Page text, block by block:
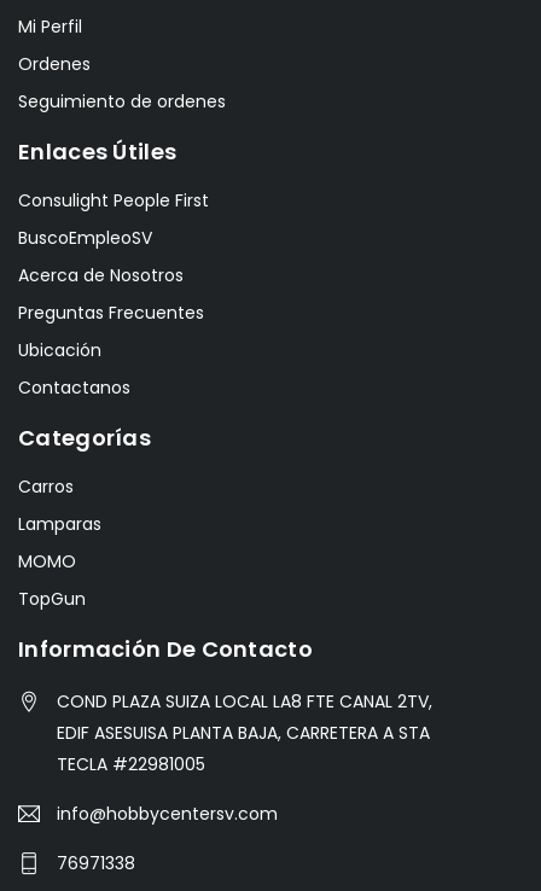
Mi Perfil
Ordenes
Seguimiento de ordenes
Enlaces Útiles
Consulight People First
BuscoEmpleoSV
Acerca de Nosotros
Preguntas Frecuentes
Ubicación
Contactanos
Categorías
Carros
Lamparas
MOMO
TopGun
Información De Contacto
COND PLAZA SUIZA LOCAL LA8 FTE CANAL 2TV,
EDIF ASESUISA PLANTA BAJA, CARRETERA A STA
TECLA #22981005
info@hobbycentersv.com
76971338